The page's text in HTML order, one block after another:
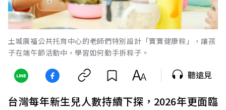
土城廣福公共托育中心的老師們特別設計「寶寶健康粽」，讓孩
子在端午節活動中，學習如何動手拆粽子。
聽遠見
台灣每年新生兒人數持續下探，2026年更面臨